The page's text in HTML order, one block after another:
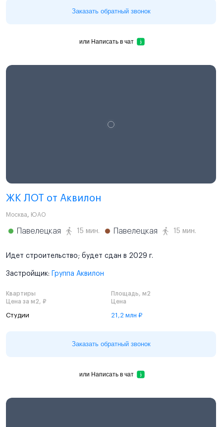
Заказать обратный звонок
или Написать в чат
ЖК ЛОТ от Аквилон
Москва, ЮАО
Павелецкая 15 мин. Павелецкая 15 мин.
Идет строительство; будет сдан в 2029 г.
Застройщик: Группа Аквилон
Квартиры
Площадь, м2
Цена за м2, ₽
Цена
Студии 21,2 млн ₽
Заказать обратный звонок
или Написать в чат